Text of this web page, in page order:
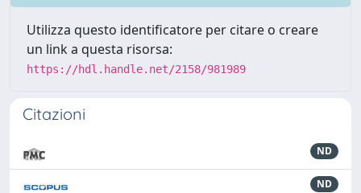
Utilizza questo identificatore per citare o creare
un link a questa risorsa:
https://hdl.handle.net/2158/981989
Citazioni
ND
ND